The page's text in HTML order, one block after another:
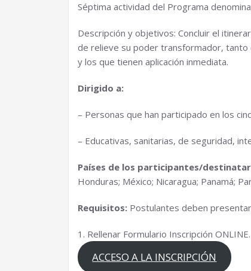
Séptima actividad del Programa
Descripción y objetivos: Concluir el
de relieve su poder transformador, tanto
y los que tienen aplicación inmediata.
Dirigido a:
– Personas que han participado en los
– Educativas, sanitarias, de seguridad,
Países de los participantes/
Honduras; México; Nicaragua; Panamá;
Requisitos: Postulantes deben
1. Rellenar Formulario Inscripción ONLINE.
ACCESO A LA INSCRIPCIÓN